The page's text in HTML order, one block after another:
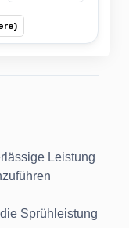
Leistung
Sprühleistung